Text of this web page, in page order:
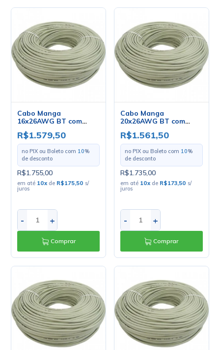
Cabo Manga
16x26AWG BT com
Blindagem - Mult Cabo
- Rolo com 100 Metros
R$1.579,50
no PIX ou Boleto com 10%
de desconto
R$1.755,00
em até 10x de R$175,50 s/
juros
- +
Comprar
Cabo Manga
20x26AWG BT com
Blindagem - Mult Cabo
- Rolo com 100 Metros
R$1.561,50
no PIX ou Boleto com 10%
de desconto
R$1.735,00
em até 10x de R$173,50 s/
juros
- +
Comprar